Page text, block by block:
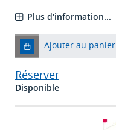
Plus d'information...
Ajouter au panier
Réserver
Disponible